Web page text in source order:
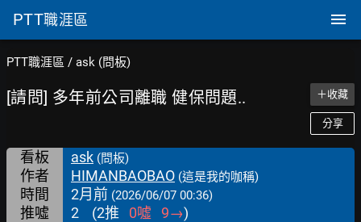
PTT職涯區
PTT職涯區 / ask (問板)
[請問] 多年前公司離職 健保問題.. ＋收藏
分享
看板 ask (問板)
作者 HIMANBAOBAO (這是我的咖稱)
時間 2月前 (2026/06/07 00:36)
推噓 2 (2推 0噓 9→)